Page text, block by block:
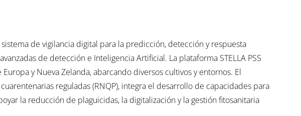
de vigilancia digital para la predicción, detección y respuesta
de detección e Inteligencia Artificial. La plataforma STELLA PSS
y Nueva Zelanda, abarcando diversos cultivos y entornos. El
reguladas (RNQP), integra el desarrollo de capacidades para
la reducción de plaguicidas, la digitalización y la gestión fitosanitaria